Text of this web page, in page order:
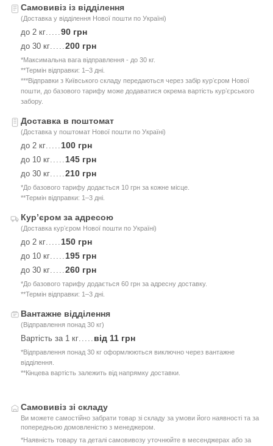
Самовивіз із відділення
(Доставка у відділення Нової пошти по Україні)
до 2 кг.....90 грн
до 30 кг.....200 грн
*Максимальна вага відправлення - до 30 кг.
**Термін відправки: 1–3 дні.
***Відправки з Київського складу передаються через забір курʼєром Нової
пошти, до базового тарифу може додаватися окрема вартість курʼєрського
забору.
Доставка в поштомат
(Доставка у поштомат Нової пошти по Україні)
до 2 кг.....100 грн
до 10 кг.....145 грн
до 30 кг.....210 грн
*До базового тарифу додається 10 грн за кожне місце.
**Термін відправки: 1–3 дні.
Курʼєром за адресою
(Доставка курʼєром Нової пошти по Україні)
до 2 кг.....150 грн
до 10 кг.....195 грн
до 30 кг.....260 грн
*До базового тарифу додається 60 грн за адресну доставку.
**Термін відправки: 1–3 дні.
Вантажне відділення
(Відправлення понад 30 кг)
Вартість за 1 кг..... від 11 грн
*Відправлення понад 30 кг оформлюються виключно через вантажне
відділення.
**Кінцева вартість залежить від напрямку доставки.
Самовивіз зі складу
Ви можете самостійно забрати товар зі складу за умови його наявності та за
попередньою домовленістю з менеджером.
*Наявність товару та деталі самовивозу уточнюйте в месенджерах або за